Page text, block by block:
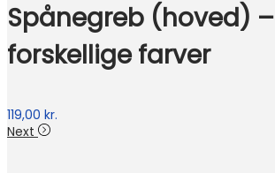
Spånegreb (hoved) –
forskellige farver
119,00 kr.
Next